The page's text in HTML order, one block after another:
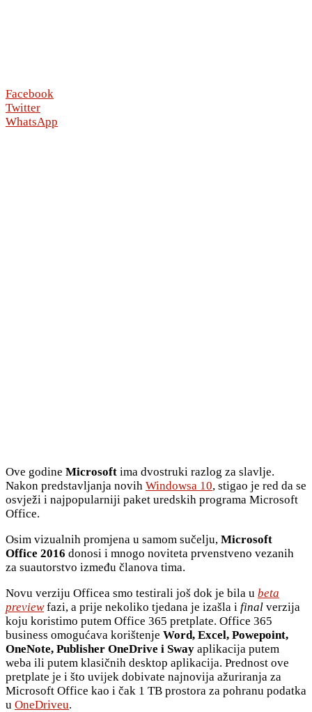
Facebook
Twitter
WhatsApp
Ove godine Microsoft ima dvostruki razlog za slavlje.
Nakon predstavljanja novih Windowsa 10, stigao je red da se
osvježi i najpopularniji paket uredskih programa Microsoft
Office.
Osim vizualnih promjena u samom sučelju, Microsoft
Office 2016 donosi i mnogo noviteta prvenstveno vezanih
za suautorstvo između članova tima.
Novu verziju Officea smo testirali još dok je bila u beta
previewfazi, a prije nekoliko tjedana je izašla i final verzija
koju koristimo putem Office 365 pretplate. Office 365
business omogućava korištenje Word, Excel, Powepoint,
OneNote, Publisher OneDrive i Sway aplikacija putem
weba ili putem klasičnih desktop aplikacija. Prednost ove
pretplate je i što uvijek dobivate najnovija ažuriranja za
Microsoft Office kao i čak 1 TB prostora za pohranu podatka
u OneDriveu.